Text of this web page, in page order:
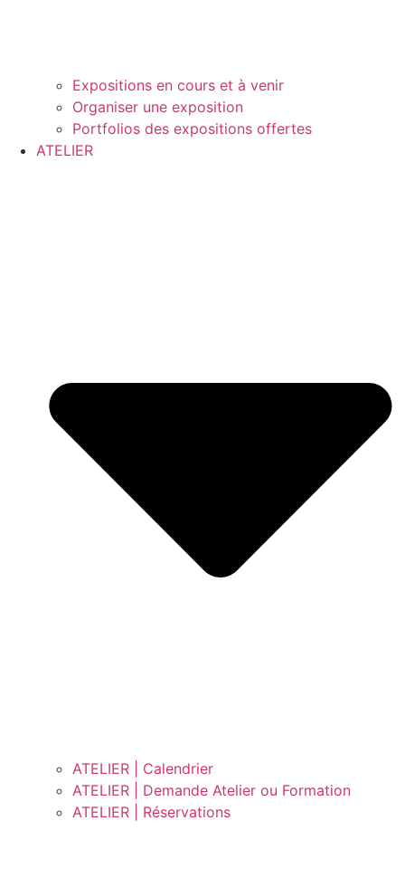
Expositions en cours et à venir
Organiser une exposition
Portfolios des expositions offertes
ATELIER
ATELIER | Calendrier
ATELIER | Demande Atelier ou Formation
ATELIER | Réservations